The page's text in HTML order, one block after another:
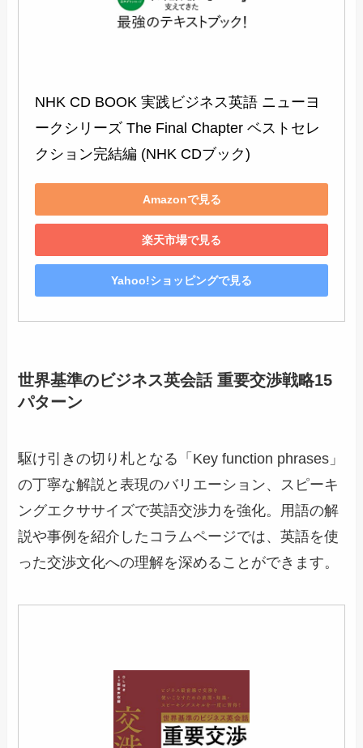
NHK CD BOOK 実践ビジネス英語 ニューヨ
ークシリーズ The Final Chapter ベストセレ
クション完結編 (NHK CDブック)
Amazonで見る
楽天市場で見る
Yahoo!ショッピングで見る
世界基準のビジネス英会話 重要交渉戦略15
パターン
駆け引きの切り札となる「Key function phrases」
の丁寧な解説と表現のバリエーション、スピーキ
ングエクササイズで英語交渉力を強化。用語の解
説や事例を紹介したコラムページでは、英語を使
った交渉文化への理解を深めることができます。